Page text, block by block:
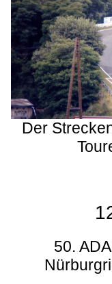
Der
50.